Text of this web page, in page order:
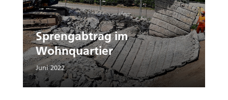
Sprengabtrag im
Wohnquartier
Juni 2022